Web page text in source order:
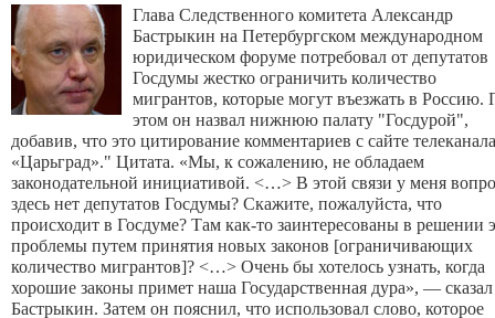
Глава Следственного комитета Александр
Бастрыкин на Петербургском международном
юридическом форуме потребовал от депутатов
Госдумы жестко ограничить количество
мигрантов, которые могут въезжать в Россию.
этом он назвал нижнюю палату "Госдурой",
добавив, что это цитирование комментариев с сайте телеканала
«Царьград»." Цитата. «Мы, к сожалению, не обладаем
законодательной инициативой. <…> В этой связи у меня
здесь нет депутатов Госдумы? Скажите, пожалуйста, что
происходит в Госдуме? Там как-то заинтересованы в решении
проблемы путем принятия новых законов [ограничивающих
количество мигрантов]? <…> Очень бы хотелось узнать, когда
хорошие законы примет наша Государственная дура», — сказал
Бастрыкин. Затем он пояснил, что использовал слово, которое